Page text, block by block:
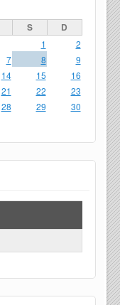
S D
1
2
7 8
9
14 15
16
21 22
23
28 29
30